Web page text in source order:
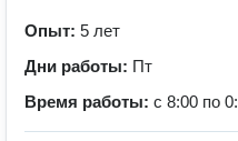
Опыт: 5 лет
Дни работы: Пт
Время работы: с 8:00 по